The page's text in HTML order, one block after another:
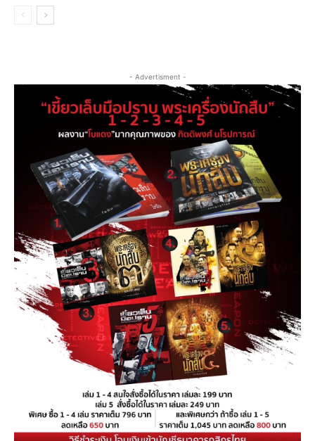
- Advertisment -